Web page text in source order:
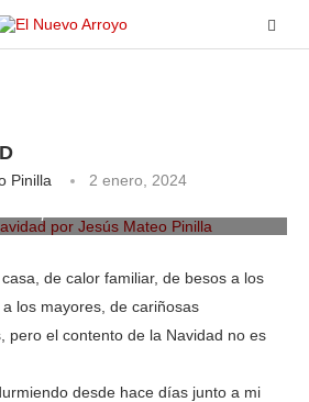
Pinilla
2 enero, 2024
de calor familiar, de besos a los
los mayores, de cariñosas
pero el contento de la Navidad no es
desde hace días junto a mi